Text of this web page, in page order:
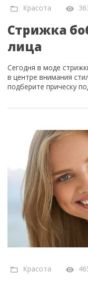
Красота
Стрижка
лица
Сегодня в моде
в центре внимания
подберите прическу
Красота